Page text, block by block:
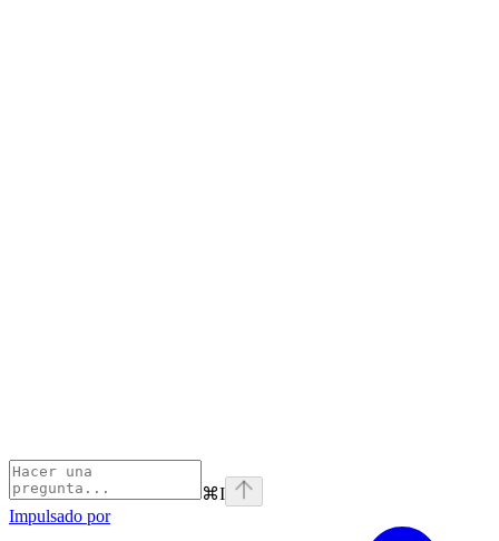
⌘I
Impulsado por